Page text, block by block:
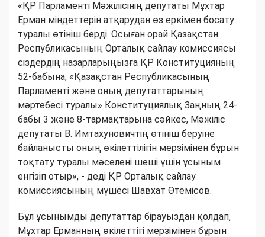
«ҚР Парламенті Мәжілісінің депутаты Мұхтар
Ерман міндеттерін атқарудан өз еркімен босату
туралы өтініш берді. Осыған орай Қазақстан
Республикасының Орталық сайлау комиссиясы
сіздердің назарларыңызға ҚР Конституцияның
52-бабына, «Қазақстан Республикасының
Парламенті және оның депутаттарының
мәртебесі туралы» Конституциялық Заңның 24-
бабы 3 және 8-тармақтарына сәйкес, Мәжіліс
депутаты В. Имтахуновичтің өтініш беруіне
байланысты оның өкілеттілігін мерзімінен бұрын
тоқтату туралы мәселені шеші үшін ұсыным
енгізіп отыр», - деді ҚР Орталық сайлау
комиссиясының мүшесі Шавхат Өтемісов.
Бұл ұсынымды депутаттар бірауыздан қолдап,
Мұхтар Ерманның өкілеттігі мерзімінен бұрын